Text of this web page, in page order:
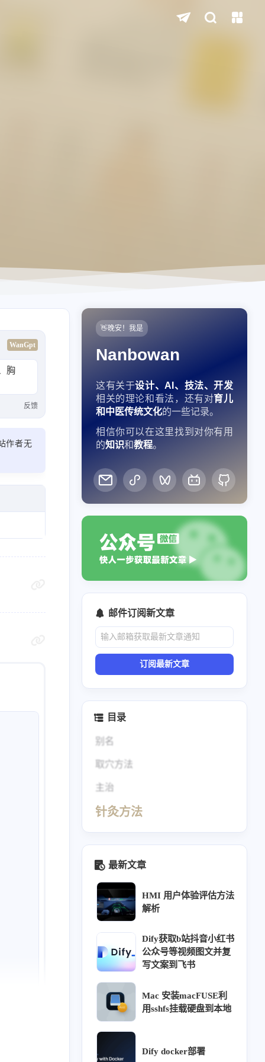
经络穴位410 理论69
用户体验23
交互9
WanGpt
胸
反馈
作者无
👋晚安！我是
Nanbowan
这有关于设计、AI、技法、开发
相关的理论和看法，还有对育儿
和中医传统文化的一些记录。
相信你可以在这里找到对你有用
的知识和教程。
邮件订阅新文章
订阅最新文章
目录
别名
取穴方法
主治
针灸方法
最新文章
HMI 用户体验评估方法
解析
Dify获取b站抖音小红书
公众号等视频图文并复
写文案到飞书
Mac 安装macFUSE利
用sshfs挂载硬盘到本地
Dify docker部署